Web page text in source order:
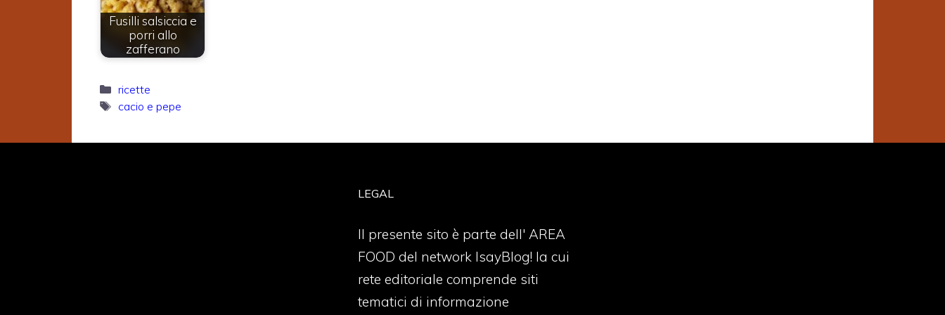
Fusilli salsiccia e
porri allo
zafferano
Categorie
ricette
Tag
cacio e pepe
LEGAL
Il presente sito è parte dell' AREA
FOOD del network IsayBlog! la cui
rete editoriale comprende siti
tematici di informazione